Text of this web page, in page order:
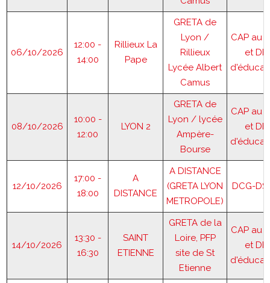
06/10/2026
12:00 -
14:00
Rillieux La
Pape
GRETA de
Lyon /
Rillieux
Lycée Albert
Camus
CAP au
et DE
08/10/2026
10:00 -
12:00
LYON 2
GRETA de
Lyon / lycée
Ampère-
Bourse
CAP au
et DE
12/10/2026
17:00 -
18:00
A
DISTANCE
A DISTANCE
(GRETA LYON
METROPOLE)
DCG-
14/10/2026
13:30 -
16:30
SAINT
ETIENNE
GRETA de la
Loire, PFP
site de St
Etienne
CAP au
et DE